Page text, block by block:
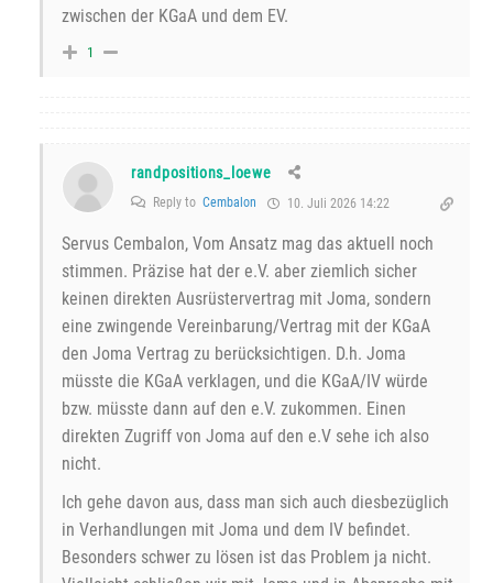
zwischen der KGaA und dem EV.
1
randpositions_loewe
Reply to Cembalon 10. Juli 2026 14:22
Servus Cembalon, Vom Ansatz mag das aktuell noch
stimmen. Präzise hat der e.V. aber ziemlich sicher
keinen direkten Ausrüstervertrag mit Joma, sondern
eine zwingende Vereinbarung/Vertrag mit der KGaA
den Joma Vertrag zu berücksichtigen. D.h. Joma
müsste die KGaA verklagen, und die KGaA/IV würde
bzw. müsste dann auf den e.V. zukommen. Einen
direkten Zugriff von Joma auf den e.V sehe ich also
nicht.
Ich gehe davon aus, dass man sich auch diesbezüglich
in Verhandlungen mit Joma und dem IV befindet.
Besonders schwer zu lösen ist das Problem ja nicht.